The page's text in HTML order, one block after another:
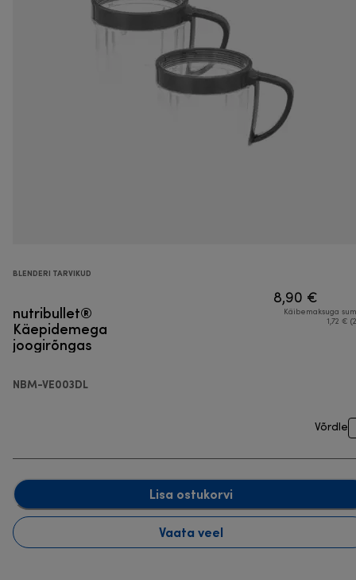
BLENDERI TARVIKUD
nutribullet®
Käepidemega
joogirõngas
NBM-VE003DL
8,90 €
Käibemaksuga
1,72 €
Võrdle
Lisa ostukorvi
Vaata veel